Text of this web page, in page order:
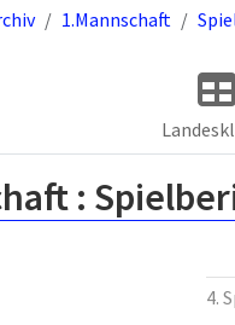
1.Mannschaft
:
4.